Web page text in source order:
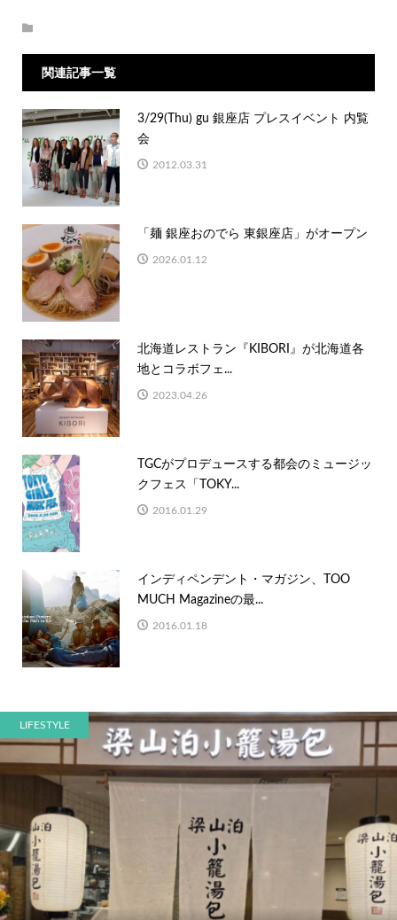
関連記事一覧
3/29(Thu) gu 銀座店 プレスイベント 内覧
会
2012.03.31
「麺 銀座おのでら 東銀座店」がオープン
2026.01.12
北海道レストラン『KIBORI』が北海道各
地とコラボフェ...
2023.04.26
TGCがプロデュースする都会のミュージッ
クフェス「TOKY...
2016.01.29
インディペンデント・マガジン、TOO
MUCH Magazineの最...
2016.01.18
LIFESTYLE